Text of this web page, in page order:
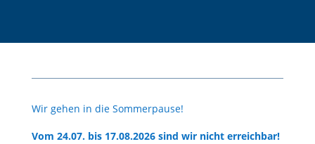
Wir gehen in die Sommerpause!
Vom 24.07. bis 17.08.2026 sind wir nicht erreichbar!